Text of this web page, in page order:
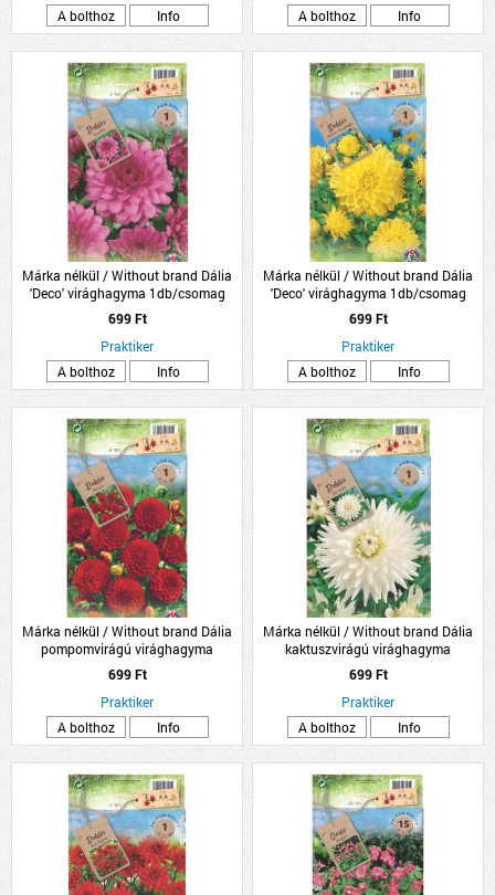
A bolthoz
Info
A bolthoz
Info
Márka nélkül / Without brand Dália
'Deco' virághagyma 1db/csomag
rózsaszín
699 Ft
Praktiker
A bolthoz
Info
Márka nélkül / Without brand Dália
'Deco' virághagyma 1db/csomag
sárga
699 Ft
Praktiker
A bolthoz
Info
Márka nélkül / Without brand Dália
pompomvirágú virághagyma
1db/csomag piros
699 Ft
Praktiker
A bolthoz
Info
Márka nélkül / Without brand Dália
kaktuszvirágú virághagyma
1db/csomag fehér
699 Ft
Praktiker
A bolthoz
Info